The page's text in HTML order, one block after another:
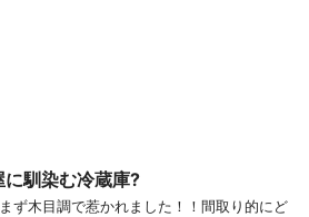
馴染む冷蔵庫‎‪?
ず木目調で惹かれました！！間取り的にど